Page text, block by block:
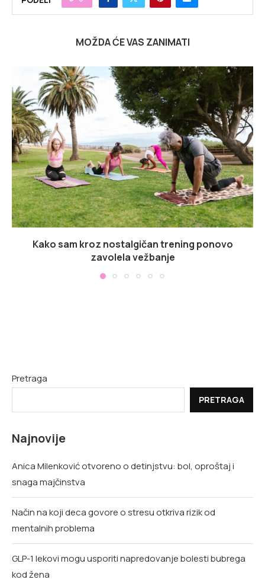
MOŽDA ĆE VAS ZANIMATI
Kako sam kroz nostalgičan trening ponovo
zavolela vežbanje
Pretraga
PRETRAGA
Najnovije
Anica Milenković otvoreno o detinjstvu: bol, oproštaj i
snaga majčinstva
Način na koji deca govore o stresu otkriva rizik od
mentalnih problema
GLP-1 lekovi mogu usporiti napredovanje bolesti bubrega
kod žena